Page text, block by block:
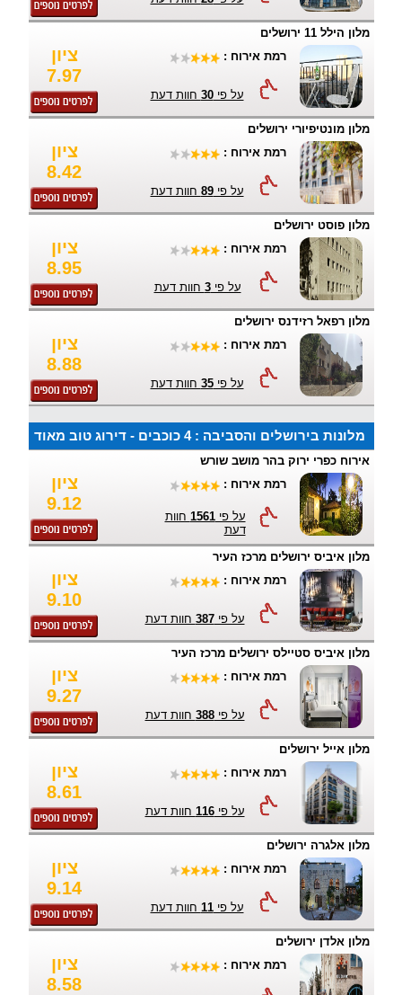
מלון הילל 11 ירושלים
ציון
7.97
רמת אירוח :
על פי30 חוות דעת
מלון מונטיפיורי ירושלים
ציון
8.42
רמת אירוח :
על פי89 חוות דעת
מלון פוסט ירושלים
ציון
8.95
רמת אירוח :
על פי3 חוות דעת
מלון רפאל רזידנס ירושלים
ציון
8.88
רמת אירוח :
על פי35 חוות דעת
מלונות בירושלים והסביבה : 4 כוכבים - דירוג טוב מאוד
אירוח כפרי ירוק בהר מושב שורש
ציון
9.12
רמת אירוח :
על פי1561 חוות
דעת
מלון איביס ירושלים מרכז העיר
ציון
9.10
רמת אירוח :
על פי387 חוות דעת
מלון איביס סטיילס ירושלים מרכז העיר
ציון
9.27
רמת אירוח :
על פי388 חוות דעת
מלון אייל ירושלים
ציון
8.61
רמת אירוח :
על פי116 חוות דעת
מלון אלגרה ירושלים
ציון
9.14
רמת אירוח :
על פי11 חוות דעת
מלון אלדן ירושלים
ציון
8.58
רמת אירוח :